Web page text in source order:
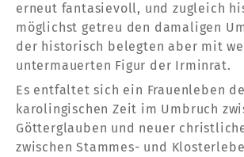
erneut fantasievoll, und zugleich
möglichst getreu den damaligen
der historisch belegten aber mit
untermauerten Figur der Irminrat.
Es entfaltet sich ein Frauenleben
karolingischen Zeit im Umbruch
Götterglauben und neuer
zwischen Stammes- und